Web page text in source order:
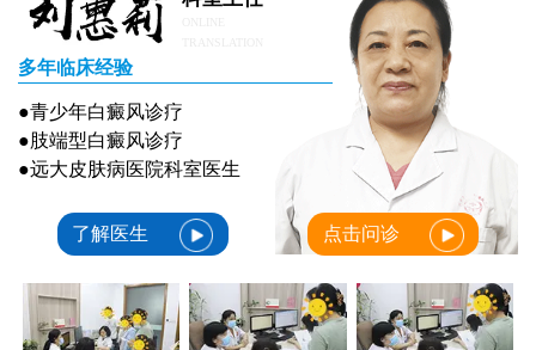
多年临床经验
●青少年白癜风诊疗
●肢端型白癜风诊疗
●远大皮肤病医院科室医生
了解医生 点击问诊